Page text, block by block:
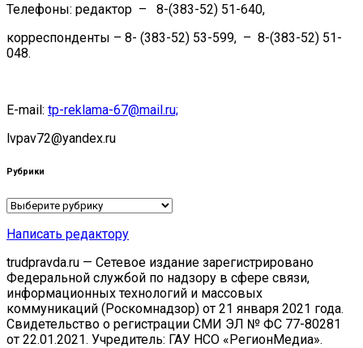
Телефоны: редактор – 8-(383-52) 51-640,
корреспонденты – 8- (383-52) 53-599, – 8-(383-52) 51-
048.
E-mail: tp-reklama-67@mail.ru;
lvpav72@yandex.ru
Рубрики
Рубрики
Написать редактору
trudpravda.ru — Сетевое издание зарегистрировано
Федеральной службой по надзору в сфере связи,
информационных технологий и массовых
коммуникаций (Роскомнадзор) от 21 января 2021 года.
Свидетельство о регистрации СМИ ЭЛ № ФС 77-80281
от 22.01.2021. Учредитель: ГАУ НСО «РегионМедиа».